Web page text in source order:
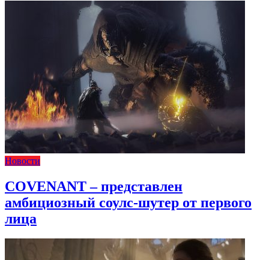
Новости
COVENANT – представлен
амбициозный соулс-шутер от первого
лица